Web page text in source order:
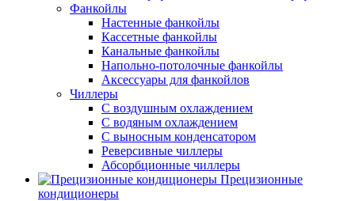
Фанкойлы
Настенные фанкойлы
Кассетные фанкойлы
Канальные фанкойлы
Напольно-потолочные фанкойлы
Аксессуары для фанкойлов
Чиллеры
С воздушным охлаждением
С водяным охлаждением
С выносным конденсатором
Реверсивные чиллеры
Абсорбционные чиллеры
Прецизионные
кондиционеры